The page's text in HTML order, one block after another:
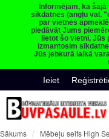
Informējam, ka
sīkdatnes (angļu val.
par vietnes
piedāvāt Jums
lietot šo vietni, Jūs
izmantosim
Jūs jebkurā laikā
Ieiet
Sākums Mēbeļu seifs High